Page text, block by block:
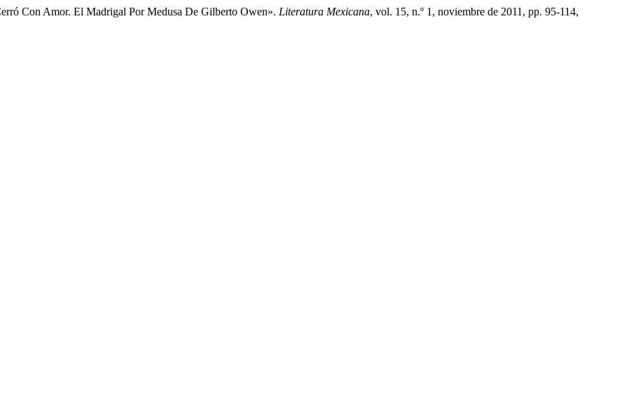
Con Amor. El Madrigal Por Medusa De Gilberto Owen». Literatura Mexicana, vol. 15, n.º 1, noviembre de 2011, pp. 95-114,